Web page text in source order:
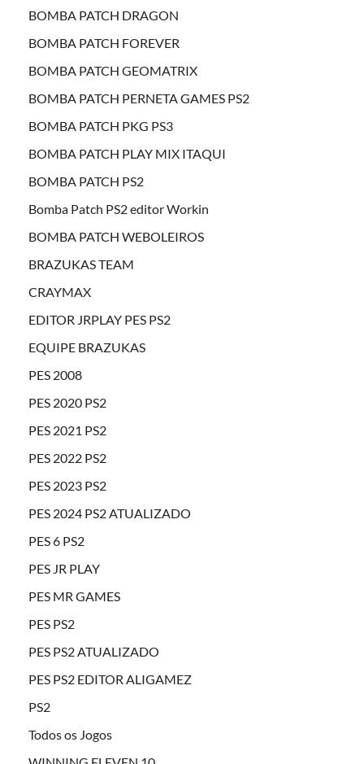
BOMBA PATCH DRAGON
BOMBA PATCH FOREVER
BOMBA PATCH GEOMATRIX
BOMBA PATCH PERNETA GAMES PS2
BOMBA PATCH PKG PS3
BOMBA PATCH PLAY MIX ITAQUI
BOMBA PATCH PS2
Bomba Patch PS2 editor Workin
BOMBA PATCH WEBOLEIROS
BRAZUKAS TEAM
CRAYMAX
EDITOR JRPLAY PES PS2
EQUIPE BRAZUKAS
PES 2008
PES 2020 PS2
PES 2021 PS2
PES 2022 PS2
PES 2023 PS2
PES 2024 PS2 ATUALIZADO
PES 6 PS2
PES JR PLAY
PES MR GAMES
PES PS2
PES PS2 ATUALIZADO
PES PS2 EDITOR ALIGAMEZ
PS2
Todos os Jogos